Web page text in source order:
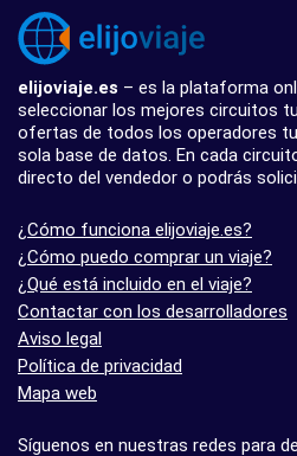
elijoviaje.es – es la plataforma
seleccionar los mejores circuitos
ofertas de todos los operadores
sola base de datos. En cada
directo del vendedor o podrás
¿Cómo funciona elijoviaje.es?
¿Cómo puedo comprar un viaje?
¿Qué está incluido en el viaje?
Contactar con los desarrolladores
Aviso legal
Política de privacidad
Mapa web
Síguenos en nuestras redes para